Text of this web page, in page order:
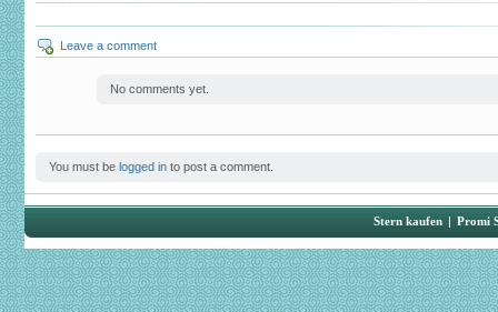
Leave a comment
No comments yet.
You must be logged in to post a comment.
Stern kaufen | Promi